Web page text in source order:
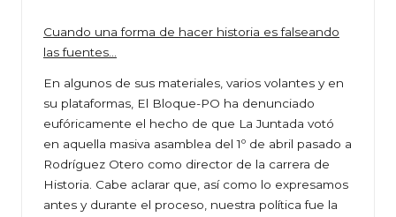
Cuando una forma de hacer historia es falseando
las fuentes…
En algunos de sus materiales, varios volantes y en
su plataformas, El Bloque-PO ha denunciado
eufóricamente el hecho de que La Juntada votó
en aquella masiva asamblea del 1º de abril pasado a
Rodríguez Otero como director de la carrera de
Historia. Cabe aclarar que, así como lo expresamos
antes y durante el proceso, nuestra política fue la